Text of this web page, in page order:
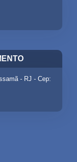
- RJ - Cep: